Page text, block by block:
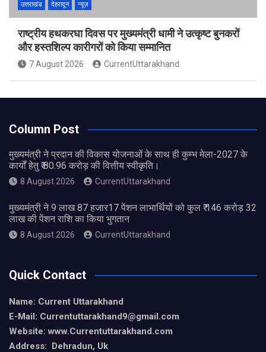
उत्तराखंड देहरादून न्यूज़
राष्ट्रीय हथकरघा दिवस पर मुख्यमंत्री धामी ने उत्कृष्ट बुनकरों
और हस्तशिल्प कारीगरों को किया सम्मानित
7 August 2026 CurrentUttarakhand
Column Post
मुख्यमंत्री ने प्रदान की विकास योजनाओं के साथ ही कुम्भ मेला-2027 के
कार्यों हेतु ₹ 80.96 करोड़ की वित्तीय स्वीकृति।
8 August 2026 CurrentUttarakhand
मुख्यमंत्री ने 9 लाख 87 हजार17 पेंशन लाभार्थियों को कुल ₹ 146 करोड़ 32
लाख की पेंशन राशि का किया भुगतान
8 August 2026 CurrentUttarakhand
Quick Contact
Name: Current Uttarakhand
E-Mail: Currentuttarakhand9@gmail.com
Website: www.Currentuttarakhand.com
Address: Dehradun, Uk